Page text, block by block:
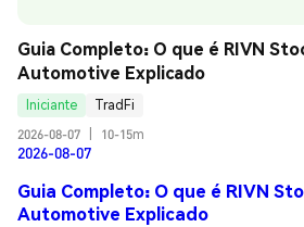
Guia Completo: O que é RIVN
Automotive Explicado
Iniciante
TradFi
2026-08-07
10-15m
2026-08-07
Guia Completo: O que é RIVN
Automotive Explicado